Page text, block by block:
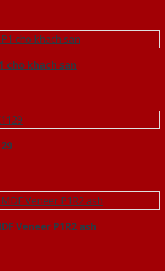
cho khach san
Veneer P1R2 ash